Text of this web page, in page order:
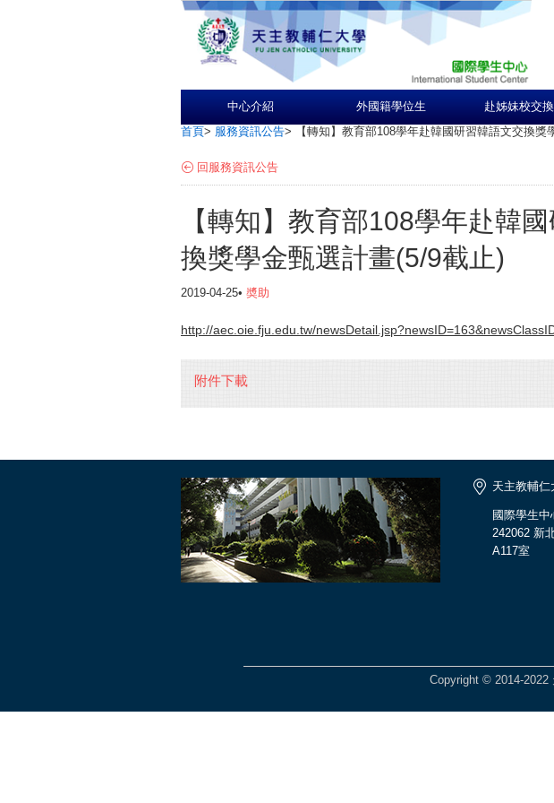
中心介紹 外國籍學位生 赴姊妹校交
首頁> 服務資訊公告> 【轉知】教育部108學年赴韓國研習韓語文交換獎
回服務資訊公告
【轉知】教育部108學年赴韓
換獎學金甄選計畫(5/9截止)
2019-04-25• 奬助
http://aec.oie.fju.edu.tw/
附件下載
天主教輔仁
國際學生中
242062 新
A117室
Copyright © 2014-2022